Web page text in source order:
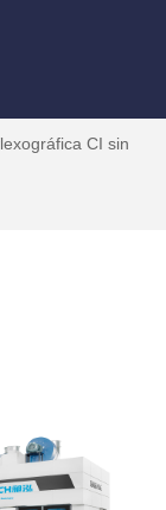
CI sin